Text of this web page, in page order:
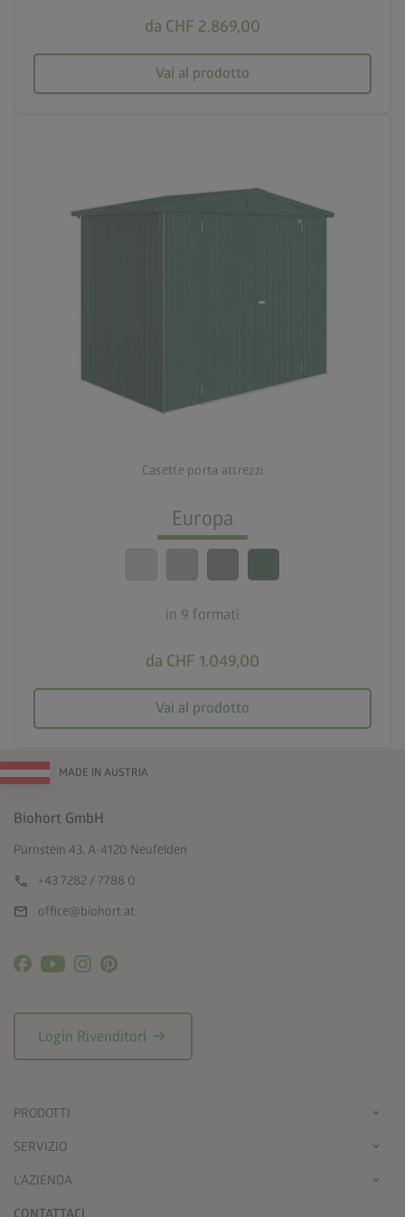
da CHF 2.869,00
Vai al prodotto
Casette porta attrezzi
Europa
in 9 formati
da CHF 1.049,00
Vai al prodotto
4 varianti di colore
Standard di sicurezza elevatissimi
calendar_month
MADE IN AUSTRIA
Biohort GmbH
Pürnstein 43, A-4120 Neufelden
call +43 7282 / 7788 0
mail office@biohort.at
Login Rivenditori arrow_right_alt
PRODOTTI
SERVIZIO
L'AZIENDA